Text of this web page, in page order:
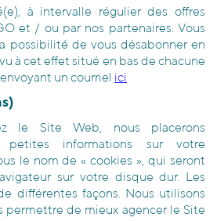
à intervalle régulier des offres
et / ou par nos partenaires. Vous
possibilité de vous désabonner en
à cet effet situé en bas de chacune
un courriel ici
le Site Web, nous placerons
petites informations sur votre
le nom de « cookies », qui seront
sur votre disque dur. Les
différentes façons. Nous utilisons
permettre de mieux agencer le Site